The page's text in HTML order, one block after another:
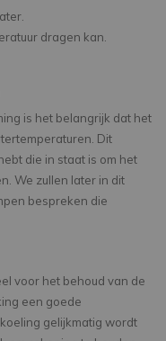
dragen kan.
is het belangrijk dat het
Dit
die in staat is om het
We zullen later in dit
bespreken die
voor het behoud van de
een goede
gelijkmatig wordt